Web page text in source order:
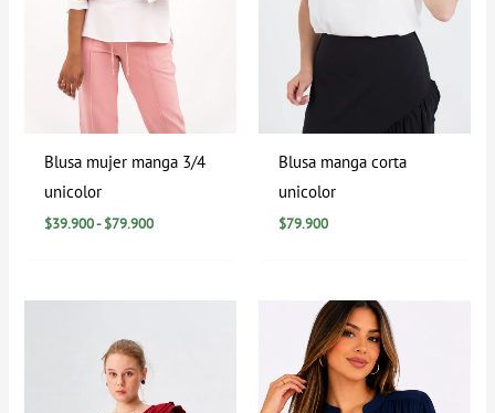
Blusa mujer manga 3/4
unicolor
$39.900- $79.900
Blusa manga corta
unicolor
$79.900